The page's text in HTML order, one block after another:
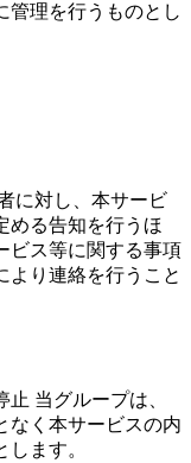
管理を行うものとし
に対し、本サービ
める告知を行うほ
ビス等に関する事項
より連絡を行うこと
当グループは、
なく本サービスの内
ます。